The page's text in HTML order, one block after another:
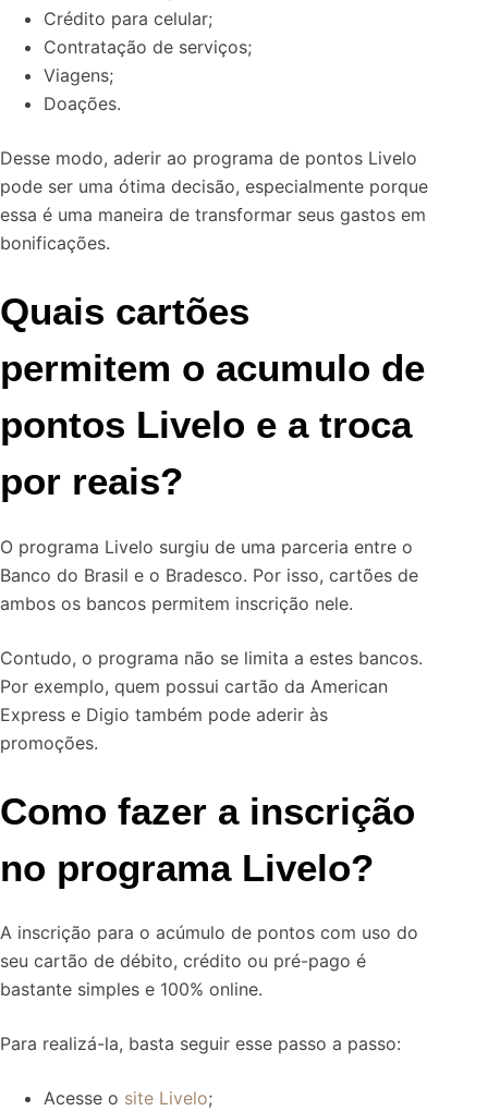
Crédito para celular;
Contratação de serviços;
Viagens;
Doações.
Desse modo, aderir ao programa de pontos Livelo
pode ser uma ótima decisão, especialmente porque
essa é uma maneira de transformar seus gastos em
bonificações.
Quais cartões
permitem o acumulo de
pontos Livelo e a troca
por reais?
O programa Livelo surgiu de uma parceria entre o
Banco do Brasil e o Bradesco. Por isso, cartões de
ambos os bancos permitem inscrição nele.
Contudo, o programa não se limita a estes bancos.
Por exemplo, quem possui cartão da American
Express e Digio também pode aderir às
promoções.
Como fazer a inscrição
no programa Livelo?
A inscrição para o acúmulo de pontos com uso do
seu cartão de débito, crédito ou pré-pago é
bastante simples e 100% online.
Para realizá-la, basta seguir esse passo a passo:
Acesse o site Livelo;